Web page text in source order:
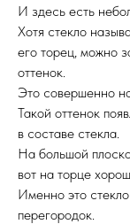
И здесь есть
Хотя стекло
его торец, можно
оттенок.
Это совершенно
Такой оттенок
в составе стекла.
На большой
вот на торце
Именно это
перегородок.